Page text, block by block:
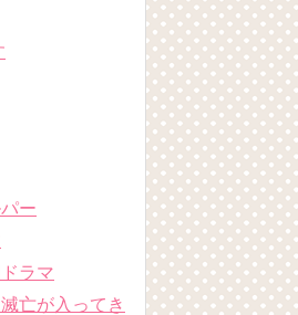
ー
ラマ
亡が入ってき